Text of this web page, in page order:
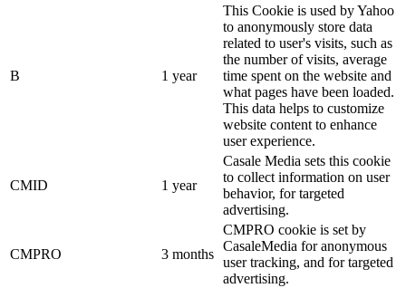
B 1 year
This Cookie is used by Yahoo
to anonymously store data
related to user's visits, such as
the number of visits, average
time spent on the website and
what pages have been loaded.
This data helps to customize
website content to enhance
user experience.
CMID 1 year
Casale Media sets this cookie
to collect information on user
behavior, for targeted
advertising.
CMPRO 3 months
CMPRO cookie is set by
CasaleMedia for anonymous
user tracking, and for targeted
advertising.